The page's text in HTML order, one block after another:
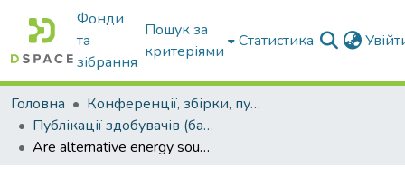
Фонди
та
зібрання
Пошук за
критеріями
Статистика
Головна
Конференції, збірки, публікації молодих вчених і здобувачів : магістрів, бакалаврів, аспірантів.
Публікації здобувачів (бакалаврів. магістрів, аспірантів)
Are alternative energy sources really effective?